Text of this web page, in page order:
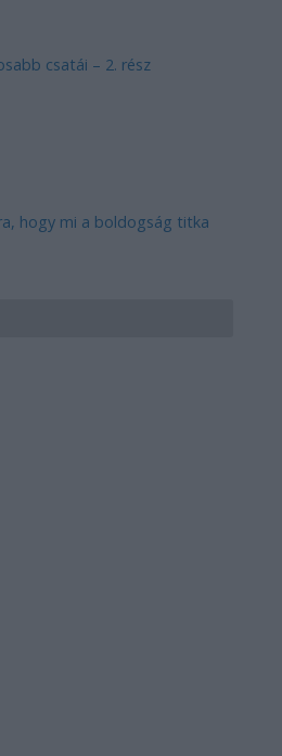
csatái – 2. rész
hogy mi a boldogság titka